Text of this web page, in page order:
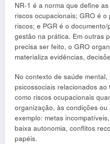
NR-1 é a norma que define
riscos ocupacionais; GRO é
riscos; e PGR é o
gestão na prática. Em outras
precisa ser feito, o GRO
materializa evidências,
No contexto de saúde
psicossociais relacionados
como riscos ocupacionais
organização, às condições
exemplo: metas
baixa autonomia, conflitos
papéis.